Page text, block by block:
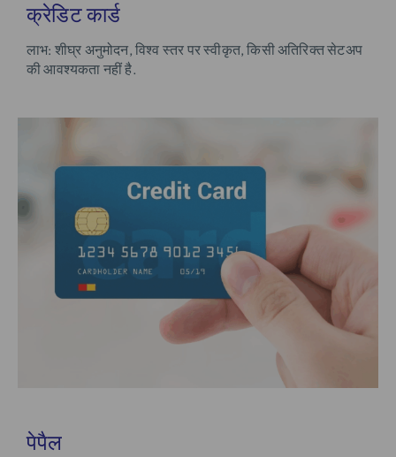
क्रेडिट कार्ड
लाभ: शीघ्र अनुमोदन, विश्व स्तर पर स्वीकृत, किसी अतिरिक्त सेटअप
की आवश्यकता नहीं है.
पेपैल